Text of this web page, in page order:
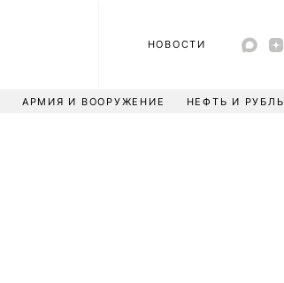
НОВОСТИ
АРМИЯ И ВООРУЖЕНИЕ НЕФТЬ И РУБЛЬ